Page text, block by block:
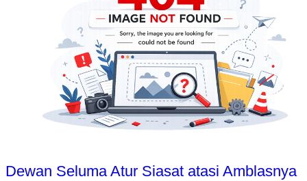
Dewan Seluma Atur Siasat atasi Amblasnya